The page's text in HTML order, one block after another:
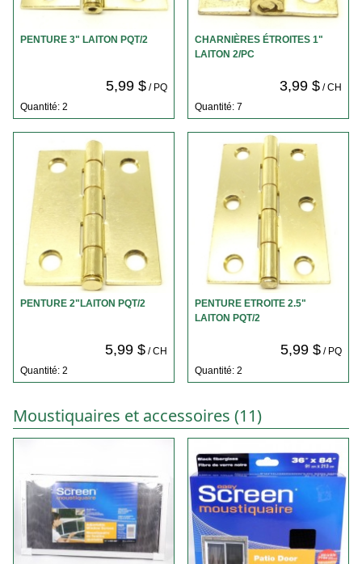
PENTURE 3" LAITON PQT/2
5,99 $/ PQ
Quantité: 2
CHARNIÈRES ÉTROITES 1"
LAITON 2/PC
3,99 $/ CH
Quantité: 7
PENTURE 2"LAITON PQT/2
5,99 $/ CH
Quantité: 2
PENTURE ETROITE 2.5"
LAITON PQT/2
5,99 $/ PQ
Quantité: 2
Moustiquaires et accessoires (11)